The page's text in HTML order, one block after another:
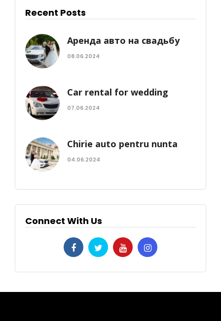
Recent Posts
Аренда авто на свадьбу
08.06.2024
Car rental for wedding
07.06.2024
Chirie auto pentru nunta
04.06.2024
Connect With Us